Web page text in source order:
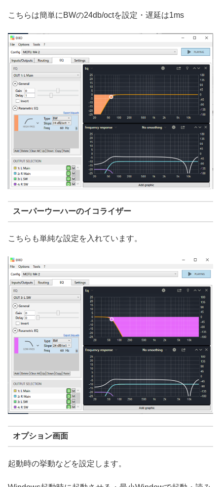
こちらは簡単にBWの24db/octを設定・遅延は1ms
スーパーウーハーのイコライザー
こちらも単純な設定を入れています。
オプション画面
起動時の挙動などを設定します。